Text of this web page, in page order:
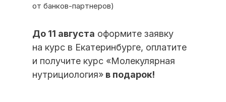
от банков-партнеров)
До 11 августа оформите заявку
на курс в Екатеринбурге, оплатите
и получите курс «Молекулярная
нутрициология» в подарок!
Проверить лицензию
ИНН/КПП 9702021368/770201001
ОГРН 1207700292690